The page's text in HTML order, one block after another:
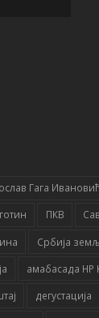
Гага Ивановић
ПКВ
Србија
амабасада НР
дегустација